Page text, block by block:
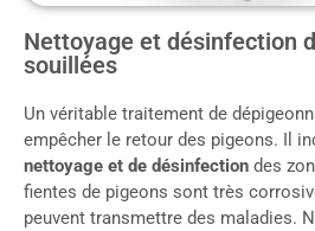
Nettoyage et désinfection
souillées
Un véritable traitement de
empêcher le retour des pigeons. Il
nettoyage et de désinfection des
fientes de pigeons sont très
peuvent transmettre des maladies.